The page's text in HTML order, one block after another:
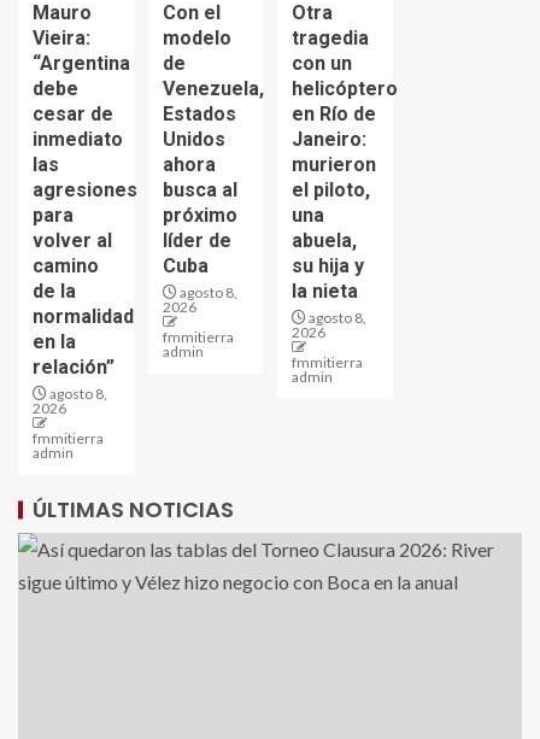
Mauro
Vieira:
“Argentina
debe
cesar de
inmediato
las
agresiones
para
volver al
camino
de la
normalidad
en la
relación”
agosto 8,
2026
fmmitierra
admin
Con el
modelo
de
Venezuela,
Estados
Unidos
ahora
busca al
próximo
líder de
Cuba
agosto 8,
2026
fmmitierra
admin
Otra
tragedia
con un
helicóptero
en Río de
Janeiro:
murieron
el piloto,
una
abuela,
su hija y
la nieta
agosto 8,
2026
fmmitierra
admin
ÚLTIMAS NOTICIAS